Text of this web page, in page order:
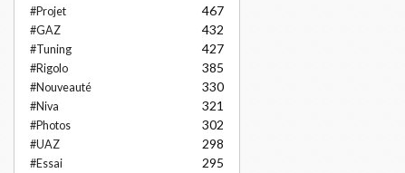
#Projet 467
#GAZ 432
#Tuning 427
#Rigolo 385
#Nouveauté 330
#Niva 321
#Photos 302
#UAZ 298
#Essai 295